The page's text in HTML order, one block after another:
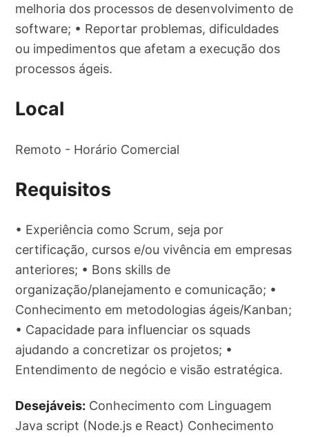
melhoria dos processos de desenvolvimento de
software; • Reportar problemas, dificuldades
ou impedimentos que afetam a execução dos
processos ágeis.
Local
Remoto - Horário Comercial
Requisitos
• Experiência como Scrum, seja por
certificação, cursos e/ou vivência em empresas
anteriores; • Bons skills de
organização/planejamento e comunicação; •
Conhecimento em metodologias ágeis/Kanban;
• Capacidade para influenciar os squads
ajudando a concretizar os projetos; •
Entendimento de negócio e visão estratégica.
Desejáveis: Conhecimento com Linguagem
Java script (Node.js e React) Conhecimento